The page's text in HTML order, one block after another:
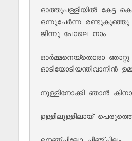
ഓത്തുപള്ളിയിൽ കേട്ട
ഒന്നുചേർന്ന രണ്ടുകുഞ്ഞു
ജിന്നു പോലെ നാം
ഓർമ്മനെയ്തൊരാ ഞാറ്റു
ഓടിയോടിയന്തിവാനിൻ
നുള്ളിനോക്കി ഞാൻ
ഉള്ളിലുള്ളിലായ്